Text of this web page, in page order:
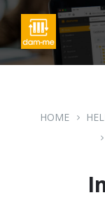
Skip
to
content
Skip
to
navigation
Skip
to
footer
HOME